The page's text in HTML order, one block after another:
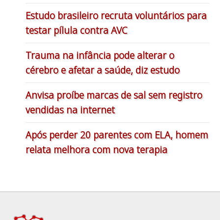
Estudo brasileiro recruta voluntários para
testar pílula contra AVC
Trauma na infância pode alterar o
cérebro e afetar a saúde, diz estudo
Anvisa proíbe marcas de sal sem registro
vendidas na internet
Após perder 20 parentes com ELA, homem
relata melhora com nova terapia